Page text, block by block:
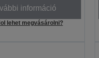
információ
lehet megvásárolni?